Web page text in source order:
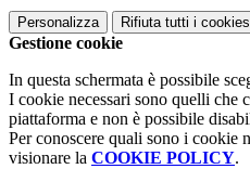
Personalizza Rifiuta tutti i cookies
Gestione cookie
In questa schermata è possibile
I cookie necessari sono quelli che
piattaforma e non è possibile
Per conoscere quali sono i cookie
visionare la COOKIE POLICY.